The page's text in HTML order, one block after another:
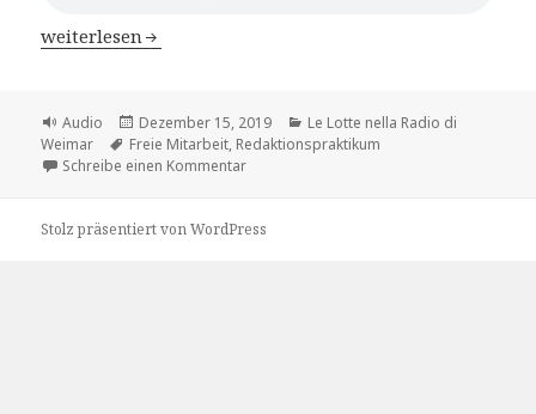
Le Lotte nella Radio di Weimar – Kap.4 Patricia
weiterlesen
Format
Audio
Veröffentlicht
am
Dezember 15, 2019 Kategorien
Le Lotte nella Radio di
Weimar
Schlagwörter
Freie Mitarbeit, Redaktionspraktikum
Schreibe einen Kommentarzu Le Lotte nella Radio di Weimar – Kap.4
Stolz präsentiert von WordPress